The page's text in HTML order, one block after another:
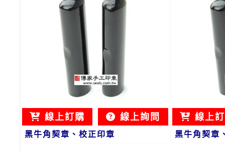
線上訂購 線上詢問
黑牛角契章、校正印章
線上
黑牛角契章